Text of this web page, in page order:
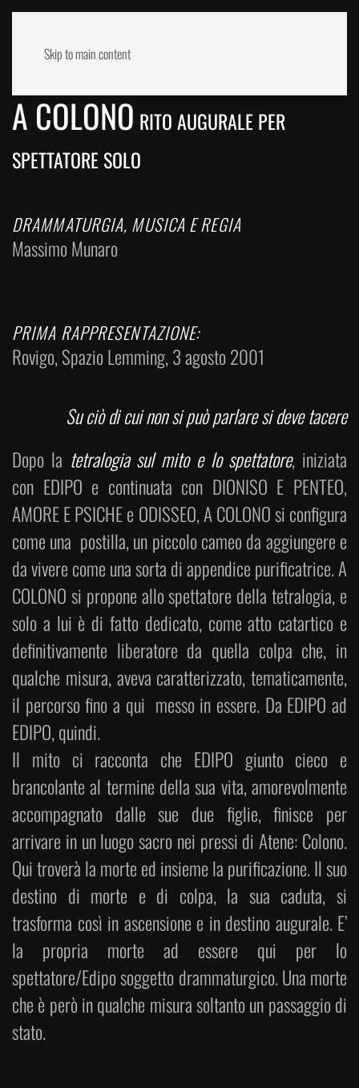
Skip to main content
A COLONO RITO AUGURALE PER
SPETTATORE SOLO
DRAMMATURGIA, MUSICA E REGIA
Massimo Munaro
PRIMA RAPPRESENTAZIONE:
Rovigo, Spazio Lemming, 3 agosto 2001
Su ciò di cui non si può parlare si deve tacere
Dopo la tetralogia sul mito e lo spettatore, iniziata
con EDIPO e continuata con DIONISO E PENTEO,
AMORE E PSICHE e ODISSEO, A COLONO si configura
come una postilla, un piccolo cameo da aggiungere e
da vivere come una sorta di appendice purificatrice. A
COLONO si propone allo spettatore della tetralogia, e
solo a lui è di fatto dedicato, come atto catartico e
definitivamente liberatore da quella colpa che, in
qualche misura, aveva caratterizzato, tematicamente,
il percorso fino a qui messo in essere. Da EDIPO ad
EDIPO, quindi.
Il mito ci racconta che EDIPO giunto cieco e
brancolante al termine della sua vita, amorevolmente
accompagnato dalle sue due figlie, finisce per
arrivare in un luogo sacro nei pressi di Atene: Colono.
Qui troverà la morte ed insieme la purificazione. Il suo
destino di morte e di colpa, la sua caduta, si
trasforma così in ascensione e in destino augurale. E’
la propria morte ad essere qui per lo
spettatore/Edipo soggetto drammaturgico. Una morte
che è però in qualche misura soltanto un passaggio di
stato.